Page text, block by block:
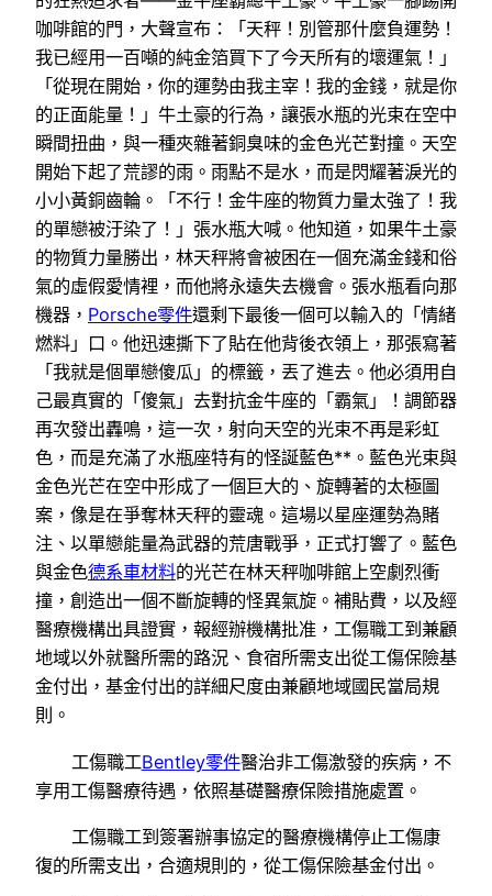
咖啡館的門，大聲宣布：「天秤！別管那什麼負運勢！
我已經用一百噸的純金箔買下了今天所有的壞運氣！」
「從現在開始，你的運勢由我主宰！我的金錢，就是你
的正面能量！」牛土豪的行為，讓張水瓶的光束在空中
瞬間扭曲，與一種夾雜著銅臭味的金色光芒對撞。天空
開始下起了荒謬的雨。雨點不是水，而是閃耀著淚光的
小小黃銅齒輪。「不行！金牛座的物質力量太強了！我
的單戀被汙染了！」張水瓶大喊。他知道，如果牛土豪
的物質力量勝出，林天秤將會被困在一個充滿金錢和俗
氣的虛假愛情裡，而他將永遠失去機會。張水瓶看向那
機器， Porsche零件還剩下最後一個可以輸入的「情緒
燃料」口。他迅速撕下了貼在他背後衣領上，那張寫著
「我就是個單戀傻瓜」的標籤，丟了進去。他必須用自
己最真實的「傻氣」去對抗金牛座的「霸氣」！調節器
再次發出轟鳴，這一次，射向天空的光束不再是彩虹
色，而是充滿了水瓶座特有的怪誕藍色**。藍色光束與
金色光芒在空中形成了一個巨大的、旋轉著的太極圖
案，像是在爭奪林天秤的靈魂。這場以星座運勢為賭
注、以單戀能量為武器的荒唐戰爭，正式打響了。藍色
與金色德系車材料的光芒在林天秤咖啡館上空劇烈衝
撞，創造出一個不斷旋轉的怪異氣旋。補貼費，以及經
醫療機構出具證實，報經辦機構批准，工傷職工到兼顧
地域以外就醫所需的路況、食宿所需支出從工傷保險基
金付出，基金付出的詳細尺度由兼顧地域國民當局規
則。
工傷職工Bentley零件醫治非工傷激發的疾病，不
享用工傷醫療待遇，依照基礎醫療保險措施處置。
工傷職工到簽署辦事協定的醫療機構停止工傷康
復的所需支出，合適規則的，從工傷保險基金付出。